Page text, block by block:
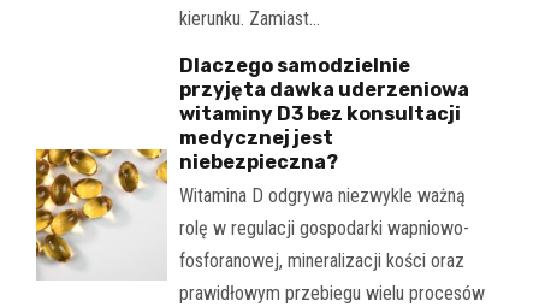
kierunku. Zamiast…
Dlaczego samodzielnie
przyjęta dawka uderzeniowa
witaminy D3 bez konsultacji
medycznej jest
niebezpieczna?
Witamina D odgrywa niezwykle ważną
rolę w regulacji gospodarki wapniowo-
fosforanowej, mineralizacji kości oraz
prawidłowym przebiegu wielu procesów